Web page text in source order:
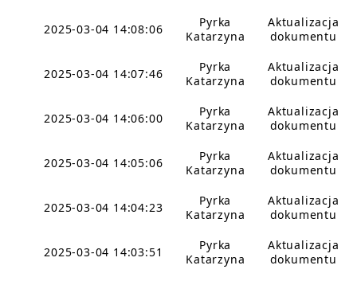
2025-03-04 14:08:06
Pyrka
Katarzyna
Aktualizacja
dokumentu
2025-03-04 14:07:46
Pyrka
Katarzyna
Aktualizacja
dokumentu
2025-03-04 14:06:00
Pyrka
Katarzyna
Aktualizacja
dokumentu
2025-03-04 14:05:06
Pyrka
Katarzyna
Aktualizacja
dokumentu
2025-03-04 14:04:23
Pyrka
Katarzyna
Aktualizacja
dokumentu
2025-03-04 14:03:51
Pyrka
Katarzyna
Aktualizacja
dokumentu